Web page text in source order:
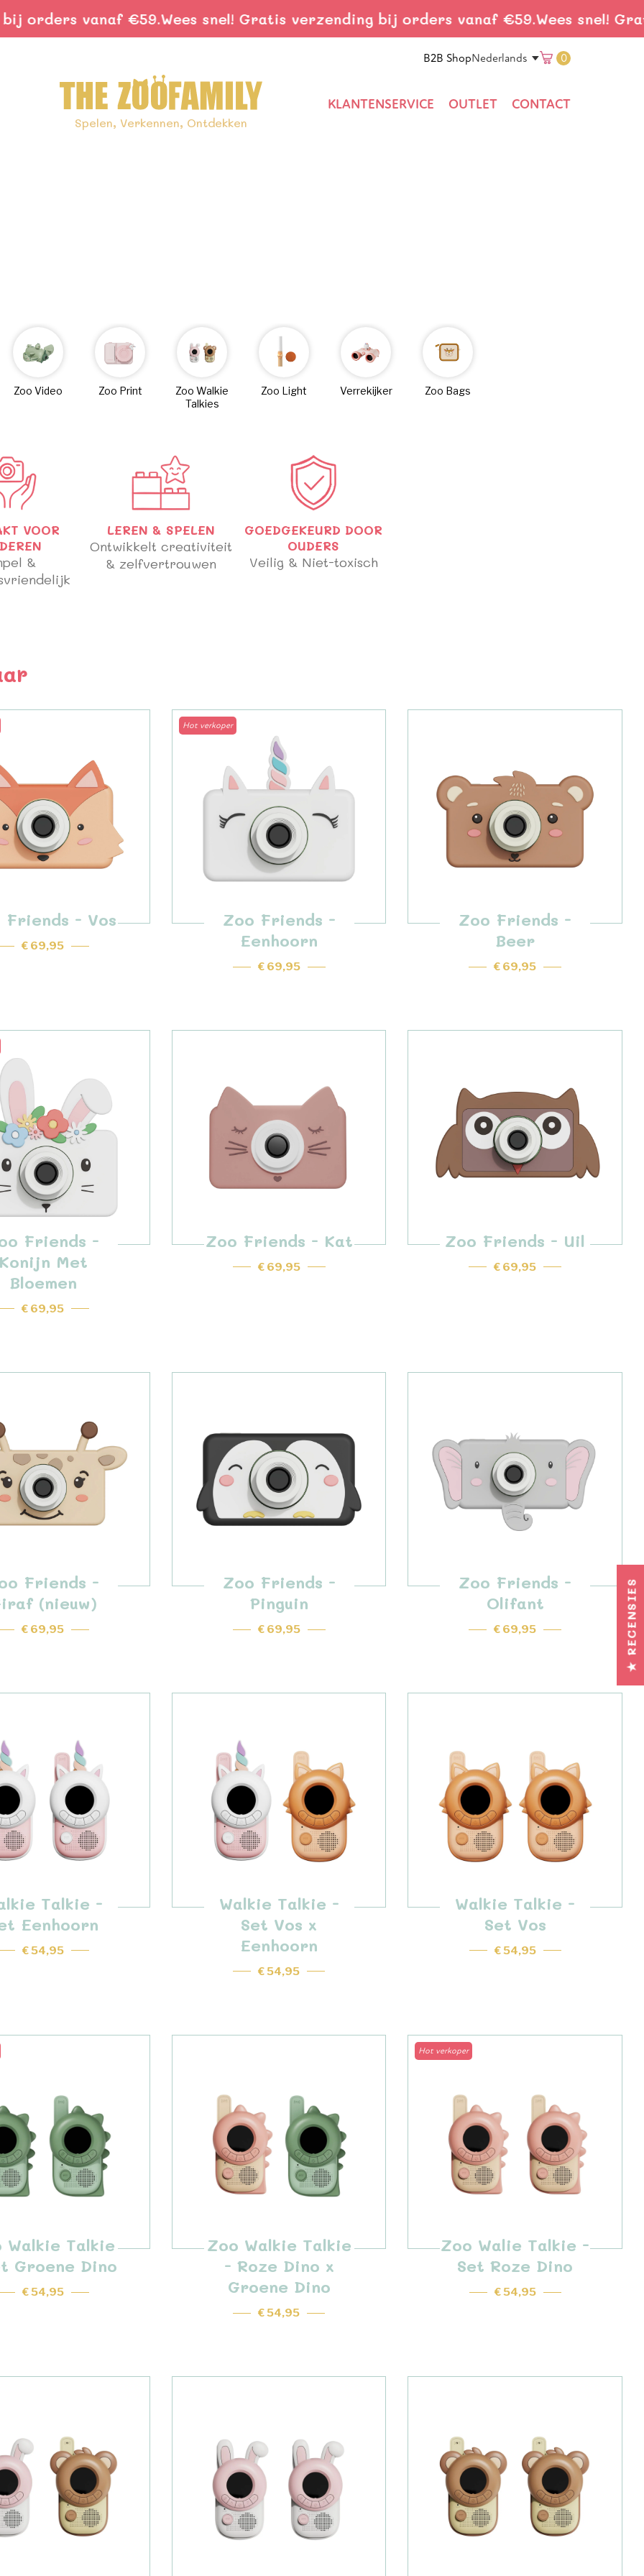
vanaf €59. Wees snel! Gratis verzending bij orders vanaf €59. Wees snel! Gratis
B2B ShopTranslation
Nederlands 0
Spelen, Verkennen, Ontdekken
KLANTENSERVICE OUTLET CONTACT
Zoo Video Zoo Print
Zoo Walkie
Talkies
Zoo Light Verrekijker Zoo Bags
VOOR
&
LEREN & SPELEN
Ontwikkelt creativiteit
& zelfvertrouwen
GOEDGEKEURD DOOR
OUDERS
Veilig & Niet-toxisch
Friends - Vos
€ 69,95
Hot verkoper
Zoo Friends -
Eenhoorn
€ 69,95
Zoo Friends -
Beer
€ 69,95
Friends -
Met
Bloemen
€ 69,95
Zoo Friends - Kat
€ 69,95
Zoo Friends - Uil
€ 69,95
Friends -
(nieuw)
€ 69,95
Zoo Friends -
Pinguin
€ 69,95
Zoo Friends -
Olifant
€ 69,95
Talkie -
Eenhoorn
€ 54,95
Walkie Talkie -
Set Vos x
Eenhoorn
€ 54,95
Walkie Talkie -
Set Vos
€ 54,95
Walkie Talkie
Groene Dino
€ 54,95
Zoo Walkie Talkie
- Roze Dino x
Groene Dino
€ 54,95
Hot verkoper
Zoo Walie Talkie -
Set Roze Dino
€ 54,95
★ RECENSIES